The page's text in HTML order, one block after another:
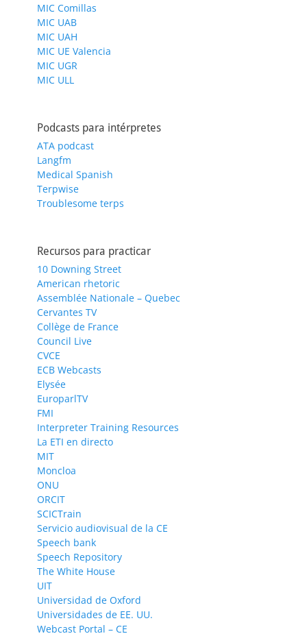
MIC Comillas
MIC UAB
MIC UAH
MIC UE Valencia
MIC UGR
MIC ULL
Podcasts para intérpretes
ATA podcast
Langfm
Medical Spanish
Terpwise
Troublesome terps
Recursos para practicar
10 Downing Street
American rhetoric
Assemblée Nationale – Quebec
Cervantes TV
Collège de France
Council Live
CVCE
ECB Webcasts
Elysée
EuroparlTV
FMI
Interpreter Training Resources
La ETI en directo
MIT
Moncloa
ONU
ORCIT
SCICTrain
Servicio audiovisual de la CE
Speech bank
Speech Repository
The White House
UIT
Universidad de Oxford
Universidades de EE. UU.
Webcast Portal – CE